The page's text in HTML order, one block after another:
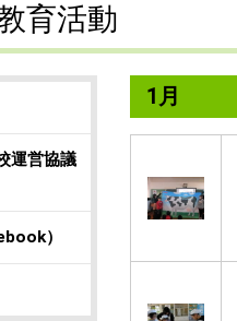
育活動
1月
運営協議
）